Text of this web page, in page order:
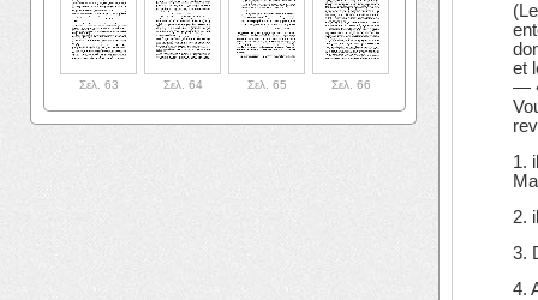
Σελ. 63 Σελ. 64 Σελ. 65 Σελ. 66
et
—
1.
2.
3.
4.